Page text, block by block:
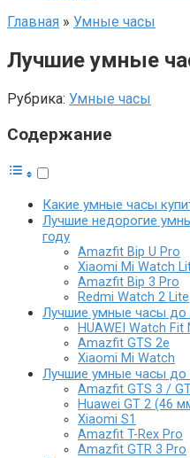
Главная » Умные часы
Лучшие умные
Рубрика: Умные часы
Содержание
Какие умные часы
Лучшие недорогие
году
Amazfit Bip U Pro
Xiaomi Mi Watch
Amazfit Bip 3 Pro
Redmi Watch 2 Lite
Лучшие умные часы до
HUAWEI Watch Fit
Amazfit GTS 2e
Xiaomi Mi Watch
Лучшие умные часы до
Amazfit GTS 3 /
Huawei GT 2 (46
Xiaomi S1
Amazfit T-Rex Pro
Amazfit GTR 3 Pro